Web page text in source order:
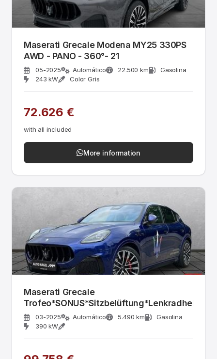
Maserati Grecale Modena MY25 330PS
AWD - PANO - 360°- 21
05-2025 Automático 22.500 km
Gasolina
243 kW
Color Gris
72.626 €
with all included
More information
Maserati Grecale
Trofeo*SONUS*Sitzbelüftung*Lenkradheizun
03-2025 Automático 5.490 km
Gasolina
390 kW